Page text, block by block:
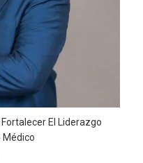
El Liderazgo
Médico